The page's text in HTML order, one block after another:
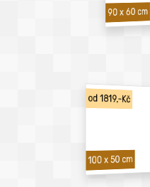
90 x 60 cm
od 1819,-Kč
100 x 50 cm